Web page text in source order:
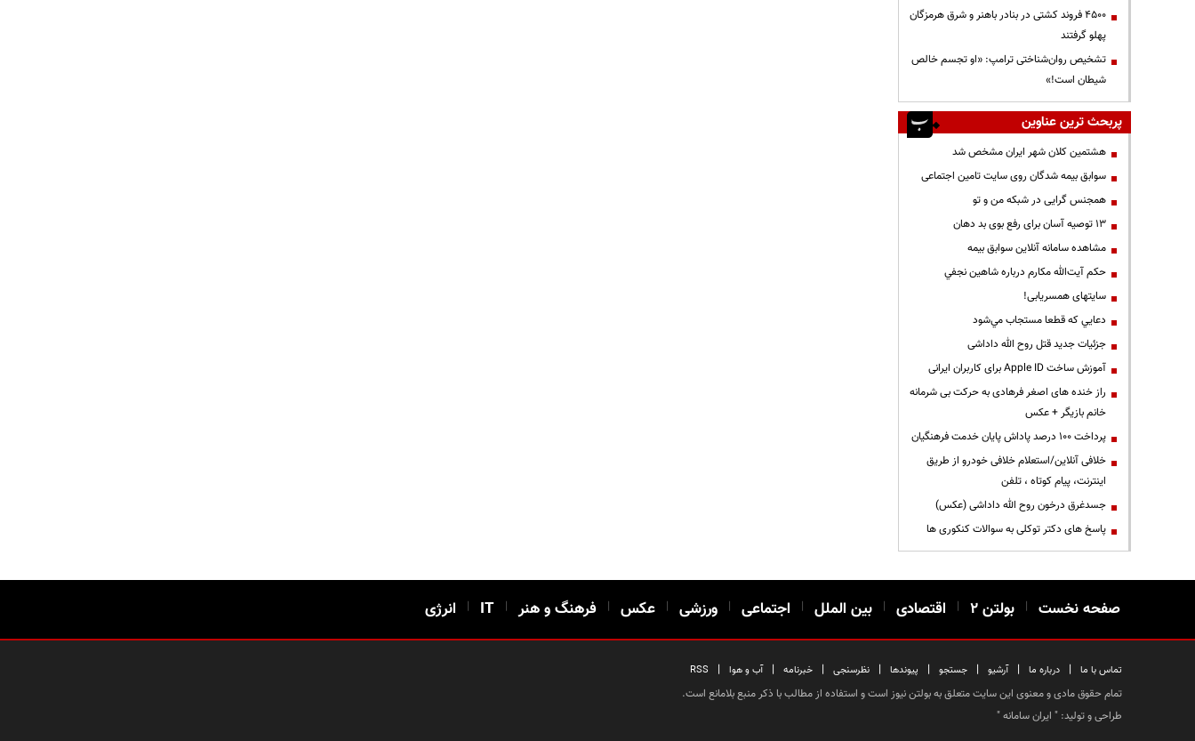
۴۵۰۰ فروند کشتی در بنادر باهنر و شرق هرمزگان
پهلو گرفتند
تشخیص روان‌شناختی ترامپ: «او تجسم خالص
شیطان است!»
پربحث ترین عناوین
هشتمین کلان شهر ایران مشخص شد
سوابق بیمه شدگان روی سایت تامین اجتماعی
همجنس گرایی در شبکه من و تو
13 توصیه آسان برای رفع بوی بد دهان
مشاهده سامانه آنلاين سوابق بیمه
حكم آيت‌الله مكارم درباره شاهين نجفي
سایتهای همسریابی!
دعايي كه قطعا مستجاب مي‌شود
جزئیات جدید قتل روح الله داداشی
آموزش ساخت Apple ID برای کاربران ایرانی
راز خنده های اصغر فرهادی به حرکت بی شرمانه
خانم بازیگر + عکس
پرداخت ۱۰۰ درصد پاداش پایان خدمت فرهنگیان
خلافی آنلاین/استعلام خلافی خودرو از طریق
اینترنت، پیام کوتاه ، تلفن
جسدغرق درخون روح الله داداشی (عکس)
پاسخ های دکتر توکلی به سوالات کنکوری ها
صفحه نخست | بولتن ۲ | اقتصادی | بین الملل | اجتماعی | ورزشی | عکس | فرهنگ و هنر |
IT
| انرژی
تماس با ما | درباره ما | آرشیو | جستجو | پیوندها | نظرسنجی | خبرنامه | آب و هوا |
RSS
تمام حقوق مادی و معنوی این سایت متعلق به بولتن نیوز است و استفاده از مطالب با ذکر منبع بلامانع است.
طراحی و تولید: " ایران سامانه"